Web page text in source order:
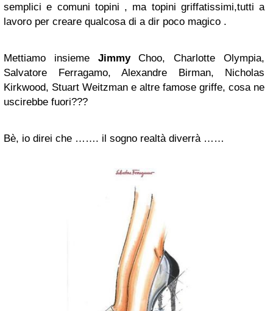
semplici e comuni topini , ma topini griffatissimi,tutti a
lavoro per creare qualcosa di a dir poco magico .
Mettiamo insieme JimmyChoo, Charlotte Olympia,
Salvatore Ferragamo, Alexandre Birman, Nicholas
Kirkwood, Stuart Weitzman e altre famose griffe, cosa ne
uscirebbe fuori???
Bè, io direi che ……. il sogno realtà diverrà ……